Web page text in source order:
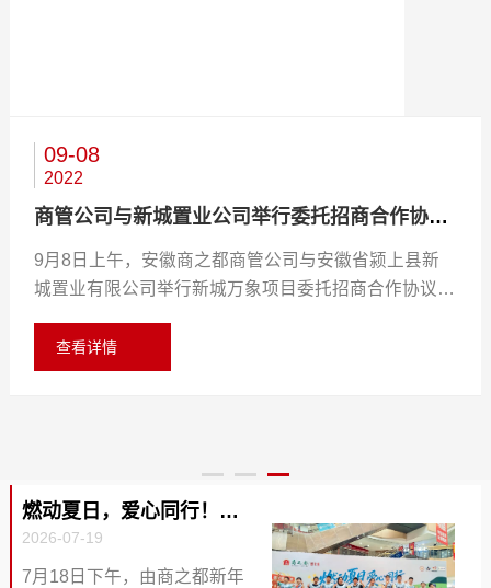
01-19
商管公司荣膺老乡鸡2025年渠道合作战略伙伴奖
25-2026老乡鸡全国加盟年度盛典在合肥隆重召开。商
之都商管公司作为合作伙伴应邀出席，基于长期稳定的
奖不仅体现了老乡鸡品牌方对商管公司运营管理能力的
高度认可，也充分展现了商之都团队在餐饮运营领域的
专业实力。这些成绩的取得，离不开各门店团队的辛勤
12-12
商管公司工会委员会换届选举大会圆满举行
带作用，依据《中华人民共和国工会法》和《中国工会
章程》相关规定，经商之都工会批准，安徽商之都商业
管公司总经理李治韬主持，商之都工会相关人员到会指
导。 会上，表决通过了《大会选举办法（草案）》及
监票人名单。在监票人的严格监督下，参会会员以无记
09-08
2022
商管公司与新城置业公司举行委托招商合作协议签约仪式...
9月8日上午，安徽商之都商管公司与安徽省颍上县新
城置业有限公司举行新城万象项目委托招商合作协议签
董事长王树良出席仪式。 签约仪式上，张盛简要地介
绍了安徽商之都发展历程及商管公司发展方向。张盛表
经理邓洪浩与新城置业公司副总经理周海在合作协议上
签字。 （图/文 陈海...
查看详情
燃动夏日，爱心同行！商之都新年里开展暑期公益主题活动...
2026-07-19
7月18日下午，由商之都新年